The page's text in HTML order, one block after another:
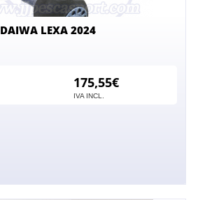
DAIWA LEXA 2024
175,55€
IVA INCL.